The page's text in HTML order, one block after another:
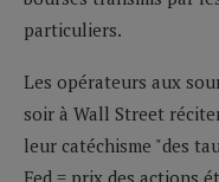
particuliers.
Les opérateurs aux
soir à Wall Street
leur catéchisme "des
Fed = prix des actions